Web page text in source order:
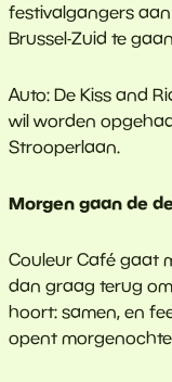
festivalgangers
Brussel-Zuid te
Auto: De Kiss and
wil worden
Strooperlaan.
Morgen gaan de
Couleur Café gaat
dan graag terug
hoort: samen, en
opent